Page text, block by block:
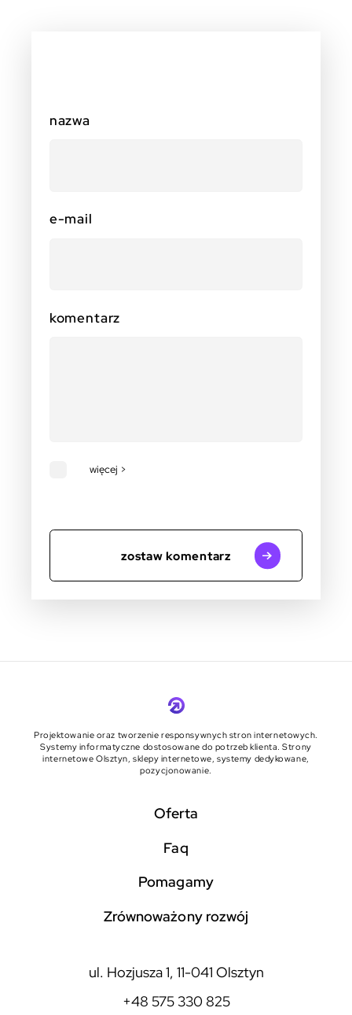
komentarz
więcej >
nazwa
e-mail
zostaw komentarz
Projektowanie oraz tworzenie responsywnych stron internetowych.
Systemy informatyczne dostosowane do potrzeb klienta. Strony
internetowe Olsztyn, sklepy internetowe, systemy dedykowane,
pozycjonowanie.
Oferta
faq
pomagamy
zrównoważony rozwój
ul. Hozjusza 1, 11-041 Olsztyn
+48 575 330 825